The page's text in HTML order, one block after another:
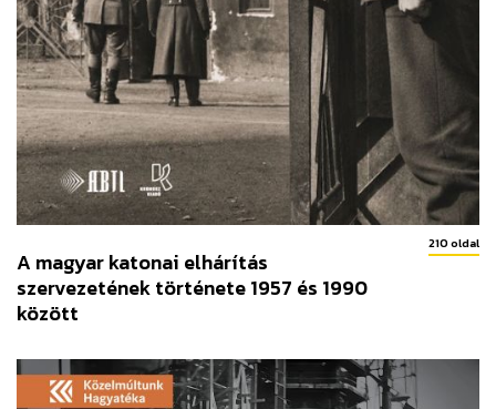
210 oldal
A magyar katonai elhárítás
szervezetének története 1957 és 1990
között